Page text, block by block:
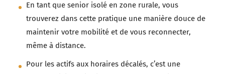
En tant que senior isolé en zone rurale, vous
trouverez dans cette pratique une manière douce de
maintenir votre mobilité et de vous reconnecter,
même à distance.
Pour les actifs aux horaires décalés, c’est une